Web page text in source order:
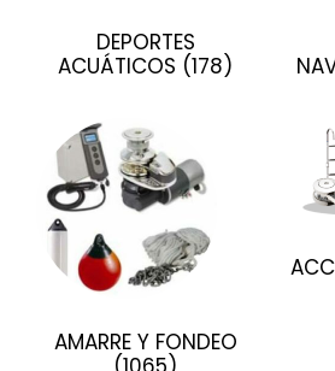
DEPORTES
ACUÁTICOS (178)
AMARRE Y FONDEO